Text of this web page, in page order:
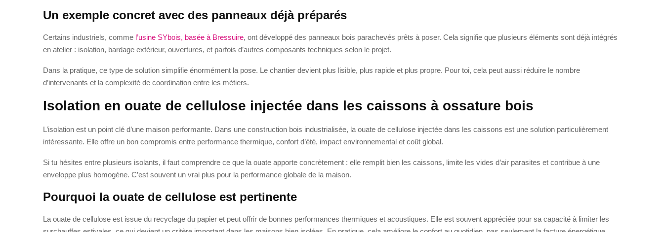
Un exemple concret avec des panneaux déjà préparés
Certains industriels, comme l’usine SYbois, basée à Bressuire, ont développé des panneaux bois parachevés prêts à poser. Cela signifie que plusieurs éléments sont déjà intégrés
en atelier : isolation, bardage extérieur, ouvertures, et parfois d’autres composants techniques selon le projet.
Dans la pratique, ce type de solution simplifie énormément la pose. Le chantier devient plus lisible, plus rapide et plus propre. Pour toi, cela peut aussi réduire le nombre
d’intervenants et la complexité de coordination entre les métiers.
Isolation en ouate de cellulose injectée dans les caissons à ossature bois
L’isolation est un point clé d’une maison performante. Dans une construction bois industrialisée, la ouate de cellulose injectée dans les caissons est une solution particulièrement
intéressante. Elle offre un bon compromis entre performance thermique, confort d’été, impact environnemental et coût global.
Si tu hésites entre plusieurs isolants, il faut comprendre ce que la ouate apporte concrètement : elle remplit bien les caissons, limite les vides d’air parasites et contribue à une
enveloppe plus homogène. C’est souvent un vrai plus pour la performance globale de la maison.
Pourquoi la ouate de cellulose est pertinente
La ouate de cellulose est issue du recyclage du papier et peut offrir de bonnes performances thermiques et acoustiques. Elle est souvent appréciée pour sa capacité à limiter les